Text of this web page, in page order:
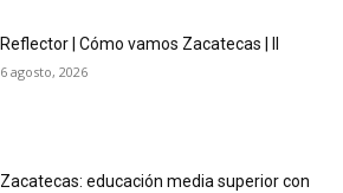
Reflector | Cómo vamos Zacatecas | II
6 agosto, 2026
Zacatecas: educación media superior con